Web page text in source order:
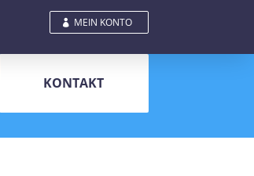
MEIN KONTO
KONTAKT